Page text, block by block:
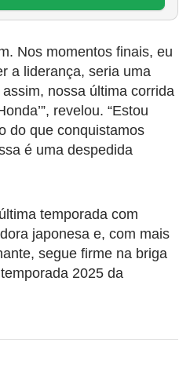
Nos momentos finais, eu
a liderança, seria uma
nossa última corrida
revelou. “Estou
do que conquistamos
é uma despedida
temporada com
japonesa e, com mais
segue firme na briga
2025 da